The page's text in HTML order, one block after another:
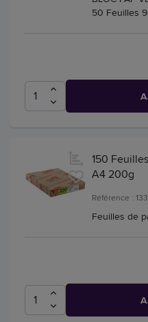
50 Feuilles
150
A4 200g
Référence :
Feuilles de